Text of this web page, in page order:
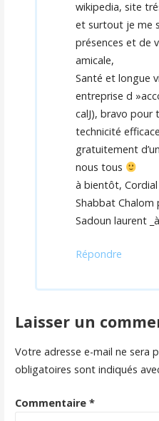
wikipedia, site
et surtout je me
présences et de
amicale,
Santé et longue
entreprise d
calJ), bravo
technicité
gratuitement
nous tous
à bientôt, Cordial
Shabbat Chalom
Sadoun laurent
Répondre
Laisser un
Votre adresse e-mail ne sera
obligatoires sont indiqués
Commentaire *